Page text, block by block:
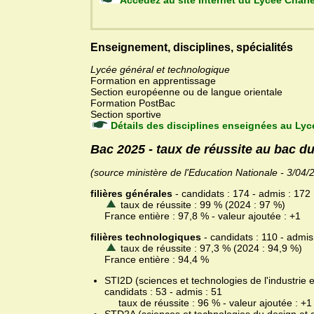
Enseignement, disciplines, spécialités
Lycée général et technologique
Formation en apprentissage
Section européenne ou de langue orientale
Formation PostBac
Section sportive
Détails des disciplines enseignées au
Bac 2025 - taux de réussite au bac
(source ministère de l'Education Nationale - 3/04/
filières générales - candidats : 174 - admis : 172
taux de réussite : 99 % (2024 : 97 %)
France entière : 97,8 % - valeur ajoutée : +1
filières technologiques - candidats : 110 -
taux de réussite : 97,3 % (2024 : 94,9 %)
France entière : 94,4 %
STI2D (sciences et technologies de l'industrie
candidats : 53 - admis : 51
taux de réussite : 96 % - valeur ajoutée : +1